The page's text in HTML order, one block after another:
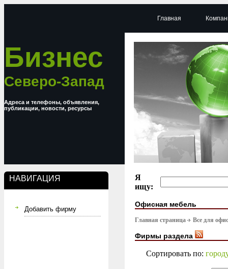
Бизнес
Северо-Запад
Адреса и телефоны, объявления,
публикации, новости, ресурсы
НАВИГАЦИЯ
Добавить фирму
Главная
Я
ищу:
Офисная мебель
Главная страница Все для
Фирмы раздела
Сортировать по: